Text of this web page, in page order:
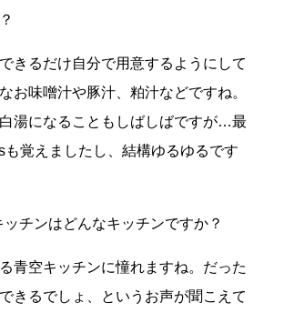
きるだけ自分で用意するようにして
お味噌汁や豚汁、粕汁などですね。
湯になることもしばしばですが…最
も覚えましたし、結構ゆるゆるです
ッチンはどんなキッチンですか？
青空キッチンに憧れますね。だった
きるでしょ、というお声が聞こえて